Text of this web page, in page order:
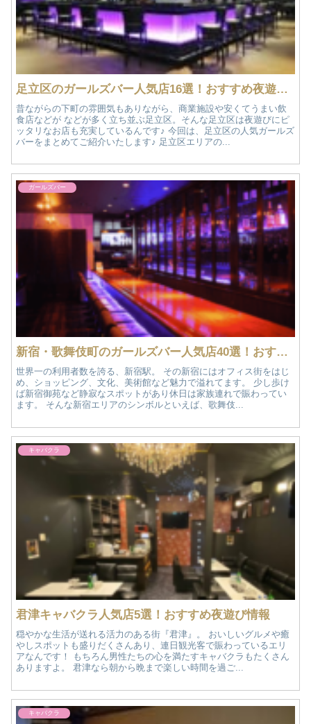
足立区のガールズバー人気店16選！おすすめ夜遊び情報
昔ながらの下町の雰囲気もありながら、商業施設や安くてうまい飲
食店などが などが多く立ち並ぶ足立区。そんな足立区は夜遊びにピ
ッタリなお店も充実しているんです♪ 今回は、足立区の人気ガールズ
バーをまとめてご紹介いたします♪ 足立区エリアの...
ガールズバー
新宿・歌舞伎町のガールズバー人気店40選！おすすめ情報
世界一の利用者数を誇る、新宿駅。 その新宿にはオフィス街をはじ
め、ショッピング、文化、美術館など魅力で溢れてます。 少し歩け
ば新宿御苑など静寂なスポットがあり休日は家族連れで賑わってい
ます。 そんな新宿エリアのシンボルといえば、歌舞伎...
キャバクラ
君津キャバクラ人気店5選！おすすめ夜遊び情報
穏やかな生活が送れる活力のある街『君津』。 おいしいグルメや癒
やしスポットも盛りだくさんあり、連日観光客で賑わっているエリ
アなんです！ もちろん男性たちの心を満たすキャバクラもたくさん
ありますよ。 君津なら朝から晩まで楽しい時間を過ご...
キャバクラ